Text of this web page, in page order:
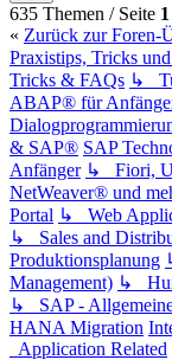
635 Themen / Seite 1
« Zurück zur Foren-
Praxistips, Tricks
Tricks & FAQs ↳
ABAP® für
& SAP® SAP
Anfänger ↳ Fiori,
NetWeaver® und
Portal ↳ Web
↳ Sales and
Produktionsplanung
Management) ↳
↳ SAP -
HANA Migration
Application Related